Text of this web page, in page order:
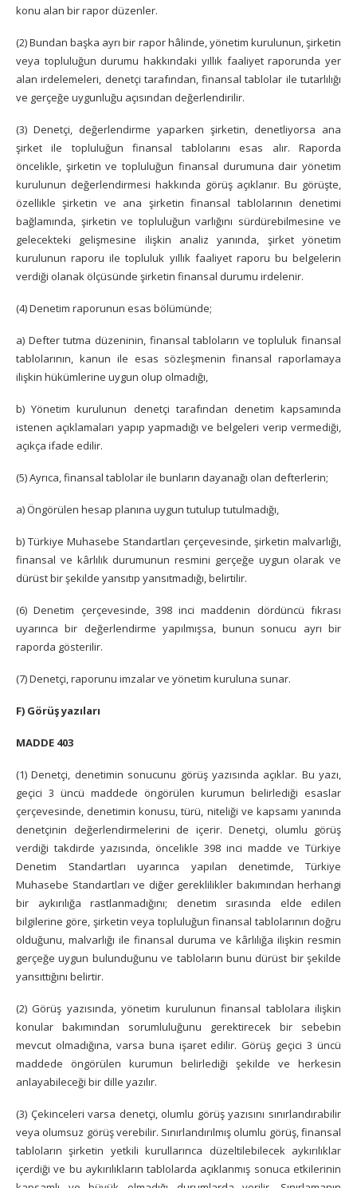
konu alan bir rapor düzenler.
(2) Bundan başka ayrı bir rapor hâlinde, yönetim kurulunun, şirketin
veya topluluğun durumu hakkındaki yıllık faaliyet raporunda yer
alan irdelemeleri, denetçi tarafından, finansal tablolar ile tutarlılığı
ve gerçeğe uygunluğu açısından değerlendirilir.
(3) Denetçi, değerlendirme yaparken şirketin, denetliyorsa ana
şirket ile topluluğun finansal tablolarını esas alır. Raporda
öncelikle, şirketin ve topluluğun finansal durumuna dair yönetim
kurulunun değerlendirmesi hakkında görüş açıklanır. Bu görüşte,
özellikle şirketin ve ana şirketin finansal tablolarının denetimi
bağlamında, şirketin ve topluluğun varlığını sürdürebilmesine ve
gelecekteki gelişmesine ilişkin analiz yanında, şirket yönetim
kurulunun raporu ile topluluk yıllık faaliyet raporu bu belgelerin
verdiği olanak ölçüsünde şirketin finansal durumu irdelenir.
(4) Denetim raporunun esas bölümünde;
a) Defter tutma düzeninin, finansal tabloların ve topluluk finansal
tablolarının, kanun ile esas sözleşmenin finansal raporlamaya
ilişkin hükümlerine uygun olup olmadığı,
b) Yönetim kurulunun denetçi tarafından denetim kapsamında
istenen açıklamaları yapıp yapmadığı ve belgeleri verip vermediği,
açıkça ifade edilir.
(5) Ayrıca, finansal tablolar ile bunların dayanağı olan defterlerin;
a) Öngörülen hesap planına uygun tutulup tutulmadığı,
b) Türkiye Muhasebe Standartları çerçevesinde, şirketin malvarlığı,
finansal ve kârlılık durumunun resmini gerçeğe uygun olarak ve
dürüst bir şekilde yansıtıp yansıtmadığı, belirtilir.
(6) Denetim çerçevesinde, 398 inci maddenin dördüncü fıkrası
uyarınca bir değerlendirme yapılmışsa, bunun sonucu ayrı bir
raporda gösterilir.
(7) Denetçi, raporunu imzalar ve yönetim kuruluna sunar.
F) Görüş yazıları
MADDE 403
(1) Denetçi, denetimin sonucunu görüş yazısında açıklar. Bu yazı,
geçici 3 üncü maddede öngörülen kurumun belirlediği esaslar
çerçevesinde, denetimin konusu, türü, niteliği ve kapsamı yanında
denetçinin değerlendirmelerini de içerir. Denetçi, olumlu görüş
verdiği takdirde yazısında, öncelikle 398 inci madde ve Türkiye
Denetim Standartları uyarınca yapılan denetimde, Türkiye
Muhasebe Standartları ve diğer gereklilikler bakımından herhangi
bir aykırılığa rastlanmadığını; denetim sırasında elde edilen
bilgilerine göre, şirketin veya topluluğun finansal tablolarının doğru
olduğunu, malvarlığı ile finansal duruma ve kârlılığa ilişkin resmin
gerçeğe uygun bulunduğunu ve tabloların bunu dürüst bir şekilde
yansıttığını belirtir.
(2) Görüş yazısında, yönetim kurulunun finansal tablolara ilişkin
konular bakımından sorumluluğunu gerektirecek bir sebebin
mevcut olmadığına, varsa buna işaret edilir. Görüş geçici 3 üncü
maddede öngörülen kurumun belirlediği şekilde ve herkesin
anlayabileceği bir dille yazılır.
(3) Çekinceleri varsa denetçi, olumlu görüş yazısını sınırlandırabilir
veya olumsuz görüş verebilir. Sınırlandırılmış olumlu görüş, finansal
tabloların şirketin yetkili kurullarınca düzeltilebilecek aykırılıklar
içerdiği ve bu aykırılıkların tablolarda açıklanmış sonuca etkilerinin